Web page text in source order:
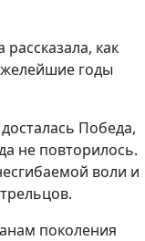
как
годы
Победа,
не повторилось.
воли и
поколения